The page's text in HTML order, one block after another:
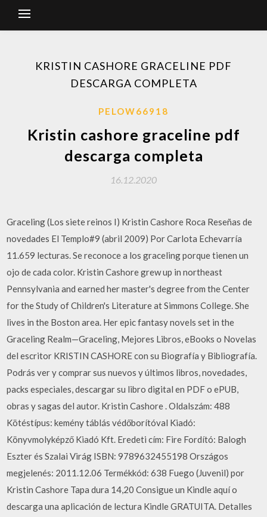
KRISTIN CASHORE GRACELINE PDF
DESCARGA COMPLETA
PELOW66918
Kristin cashore graceline pdf
descarga completa
16.12.2020
Graceling (Los siete reinos I) Kristin Cashore Roca Reseñas de
novedades El Templo#9 (abril 2009) Por Carlota Echevarría
11.659 lecturas. Se reconoce a los graceling porque tienen un
ojo de cada color. Kristin Cashore grew up in northeast
Pennsylvania and earned her master's degree from the Center
for the Study of Children's Literature at Simmons College. She
lives in the Boston area. Her epic fantasy novels set in the
Graceling Realm—Graceling, Mejores Libros, eBooks o Novelas
del escritor KRISTIN CASHORE con su Biografía y Bibliografía.
Podrás ver y comprar sus nuevos y últimos libros, novedades,
packs especiales, descargar su libro digital en PDF o ePUB,
obras y sagas del autor. Kristin Cashore . Oldalszám: 488
Kötéstípus: kemény táblás védőborítóval Kiadó:
Könyvmolyképző Kiadó Kft. Eredeti cím: Fire Fordító: Balogh
Eszter és Szalai Virág ISBN: 9789632455198 Országos
megjelenés: 2011.12.06 Termékkód: 638 Fuego (Juvenil) por
Kristin Cashore Tapa dura 14,20 Consigue un Kindle aquí o
descarga una aplicación de lectura Kindle GRATUITA. Detalles